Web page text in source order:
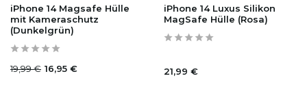
iPhone 14 Magsafe Hülle
mit Kameraschutz
(Dunkelgrün)
19,99 € 16,95 €
iPhone 14 Luxus Silikon
MagSafe Hülle (Rosa)
21,99 €